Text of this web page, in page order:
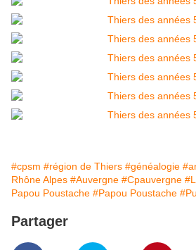
#cpsm #région de Thiers #généalogie
Rhône Alpes #Auvergne #Cpauvergne
Papou Poustache #Papou Poustache
Partager